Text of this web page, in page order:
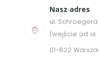
Nasz adres
ul. Schroegera
(wejście od ul.
01-822